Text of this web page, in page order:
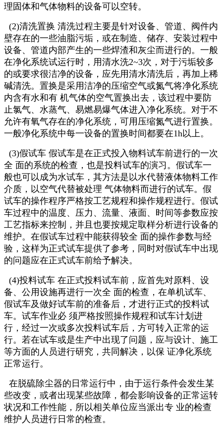
理固体和气体物料的设备可以空转。
(2)清洗置换 清洗过程主要是针对设备、管道、阀件内
壁存在的一些油脂污垢，或在制造、储存、安装过程中
设备、管道内部产生的一些焊渣和灰尘而进行的。一般
在净化系统试运行时，用清水洗2~3次，对于污垢较多
的或要求很洁净的设备，应先用清水清洗后，再加上稀
碱清洗。置换是采用洁净的压缩空气或氮气将净化系统
内含有水和有 机气体的空气置换出去，该过程中要防
止氯气、水蒸气、易燃易爆气体进入净化系统。对于不
允许有氧气存在的净化系统，可用压缩氮气进行置换。
一般净化系统中每一设备的置换时间都要在1h以上。
(3)假试车 假试车是在正式投入物料试车前进行的一次
全 面的系统的检查，也是投料试车的演习。假试车一
般也可以成为水试车，其方法是以水代替液体物料工作
介质，以空气代替被处理 气体物料而进行的试车。假
试车的操作程序严格按工艺规程和操作规程进行。假试
车过程中的温度、压力、流量、液面、时间等参数应按
工艺指标来控制，并且也要按规定取样分析进行设备的
维护。在假试车过程中能获得较全 面的操作参数与经
验，这样为正式试车提供了参考，同时对假试车中出现
的问题应在正式试车前给予解决。
(4)投料试车 在正式投料试车前，应首先对原料、设
备、公用设施再进行一次全 面的检查，在单机试车、
假试车及做好试车前的准备后，才进行正式的投料试
车。试车作业必 须严格按照操作规程和试车计划进
行，经过一次或多次投料试车后，方可转入正常的运
行。若在试车或是生产中出现了问题，应与设计、施工
等方面的人员进行研究，共同解决，以保 证净化系统
正常运行。
在脱硫除尘器的日常运行中，由于运行条件会发生某
些改变，或者出现某些故障，都会影响设备的正常运转
状况和工作性能，所以相关单位应当派出专 业的检查
维护人员进行日常的检查。